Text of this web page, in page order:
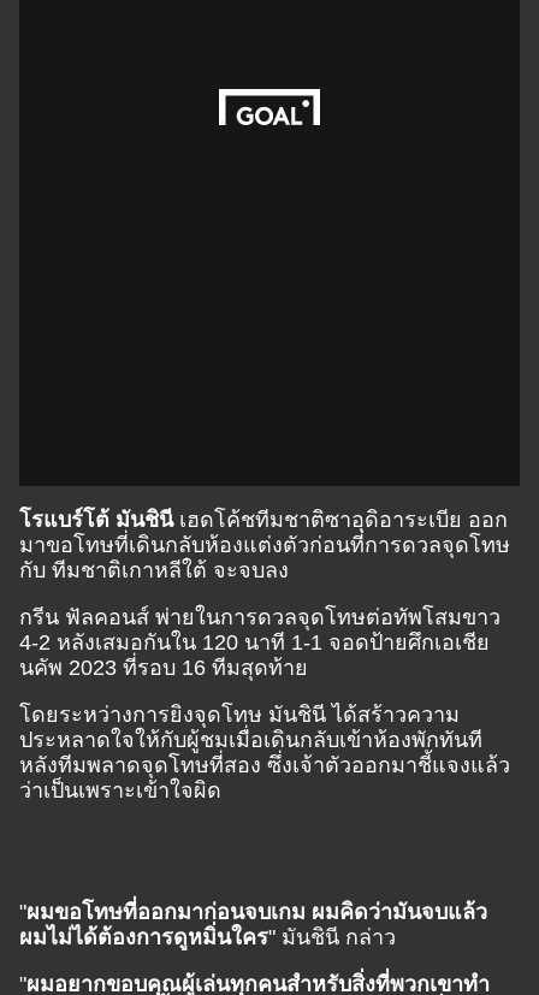
โรแบร์โต้ มันชินี เฮดโค้ชทีมชาติซาอุดิอาระเบีย ออก
มาขอโทษที่เดินกลับห้องแต่งตัวก่อนที่การดวลจุดโทษ
กับ ทีมชาติเกาหลีใต้ จะจบลง
กรีน ฟัลคอนส์ พ่ายในการดวลจุดโทษต่อทัพโสมขาว
4-2 หลังเสมอกันใน 120 นาที 1-1 จอดป้ายศึกเอเชีย
นคัพ 2023 ที่รอบ 16 ทีมสุดท้าย
โดยระหว่างการยิงจุดโทษ มันชินี ได้สร้าวความ
ประหลาดใจให้กับผู้ชมเมื่อเดินกลับเข้าห้องพักทันที
หลังทีมพลาดจุดโทษที่สอง ซึ่งเจ้าตัวออกมาชี้แจงแล้ว
ว่าเป็นเพราะเข้าใจผิด
"ผมขอโทษที่ออกมาก่อนจบเกม ผมคิดว่ามันจบแล้ว
ผมไม่ได้ต้องการดูหมิ่นใคร" มันชินี กล่าว
"ผมอยากขอบคุณผู้เล่นทุกคนสำหรับสิ่งที่พวกเขาทำ